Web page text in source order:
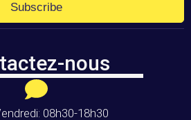
Subscribe
nous
08h30-18h30